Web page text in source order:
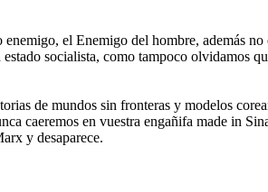
enemigo, el Enemigo del hombre, además
socialista, como tampoco olvidamos
de mundos sin fronteras y modelos
caeremos en vuestra engañifa made in
y desaparece.